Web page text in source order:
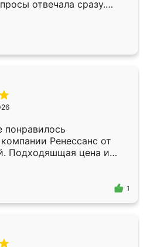
отвечала сразу.
в субботу, подошёл к
Собрали
аккуратно, даже
понравилось
Ренессанс от
Подходяшщая цена и
Приехавший
Владислав
эскизу самый
1